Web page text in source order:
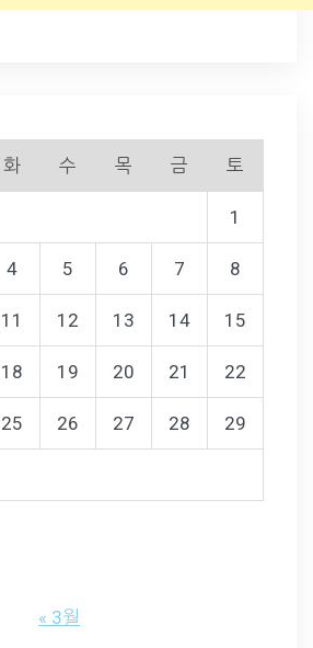
화 수 목 금 토
1
4 5 6 7 8
11 12 13 14 15
18 19 20 21 22
25 26 27 28 29
« 3월